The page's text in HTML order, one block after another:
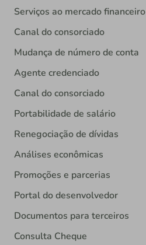
Serviços ao mercado financeiro
Canal do consorciado
Mudança de número de conta
Agente credenciado
Canal do consorciado
Portabilidade de salário
Renegociação de dívidas
Análises econômicas
Promoções e parcerias
Portal do desenvolvedor
Documentos para terceiros
Consulta Cheque